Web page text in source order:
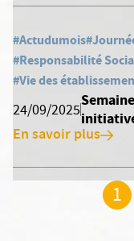
#Actudumois
#Responsabilité
#Vie des
24/09/2025
En savoir plus
1